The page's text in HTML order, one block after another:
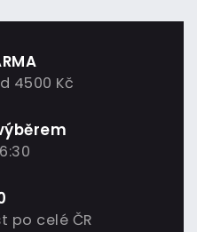
4500 Kč
po celé ČR